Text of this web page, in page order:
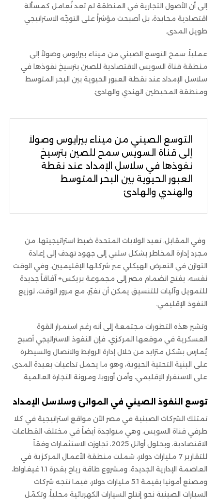
إلى أن الأصول التجارية في المنطقة لم تعد تُعامل كمسألة
اقتصادية محايدة، بل أصبحت مؤشراً على التوجّه الاستراتيجي
طويل المدى.
عملياً، سمح التوسع الصيني من ميناء بيرايوس وصولاً إلى
منطقة قناة السويس الاقتصادية للصين بترسيخ نفوذها في
سلاسل الإمداد عند نقطة العبور الحيوية بين البحر المتوسط
ومنطقة المحيطين الهندي والهادئ.
التوسع الصيني من ميناء بيرايوس وصولاً
إلى قناة السويس سمح للصين بترسيخ
نفوذها في سلاسل الإمداد عند نقطة
العبور الحيوية بين البحر المتوسط
والهندي والهادئ
وفي المقابل، تعيد الولايات المتحدة ضبط استراتيجيتها، من
مجرد إدارة المخاطر بشكل سلبي إلى جهود تهدف إلى إعادة
التوازن في التعرض الهيكلي عبر شركائها الإقليميين، وفي الوقت
نفسه، يفتح انضمام مصر إلى مجموعة بريكس+ آفاقاً جديدة
للتمويل وآليات للتنسيق يمكن أن تغيّر، مع مرور الوقت، توزيع
النفوذ الإقليمي.
وتشير هذه التطورات مجتمعة إلى أنه رغم استمرار القوة
العسكرية في موقعها المركزي، فإن النفوذ الاستراتيجي أصبح
يُمارس بشكل متزايد من خلال إدارة الروابط والاتصال والسيطرة
على البنية التحتية الحيوية، وهو ما يحمل تداعيات بعيدة المدى
على الاستقرار الإقليمي، وأمن أوروبا، ومرونة التجارة العالمية.
توسع النفوذ الصيني في الموانئ وسلاسل الإمداد
تمتلك الشركات الصينية في مصر الآن مواقع استراتيجية في كلا
طرفي قناة السويس، وهي متواجدة أيضاً في مختلف القطاعات
الاقتصادية، وبحلول أوائل 2025، تجاوزت الاستثمارات وفقاً
للتقارير 7 مليارات دولار، شملت منطقة الأعمال المركزية في
العاصمة الإدارية الجديدة، ومشروع طاقة رياح بقدرة 1.1 غيغاواط،
ومصنع أمونيا بقيمة 5.1 مليارات دولار، فيما تتجه شركات
السيارات الصينية نحو إنتاج السيارات الكهربائية محلياً، وتكمّل